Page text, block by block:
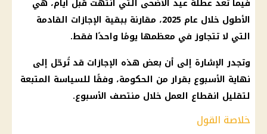
الأطول خلال عام 2025، مقارنة ببقية
الإجازات القادمة
التي لا تتجاوز في معظمها يومًا واحدًا فقط.
وتجدر الإشارة إلى أن بعض هذه الإجازات قد تُرحّل إلى
نهاية الأسبوع بقرار من الحكومة، وفقًا للسياسة المتبعة
لتقليل انقطاع العمل خلال منتصف الأسبوع.
خلاصة القول